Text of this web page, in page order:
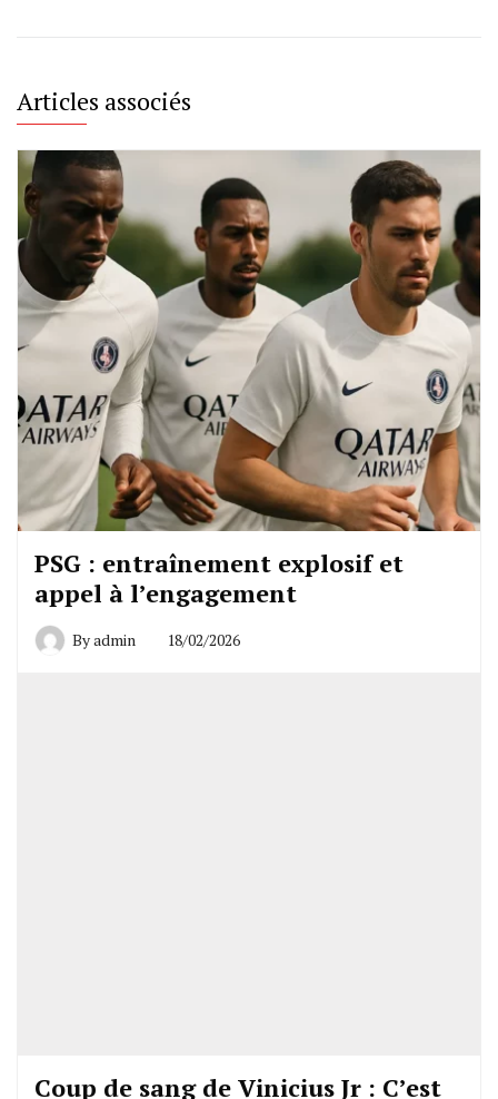
Articles associés
PSG : entraînement explosif et
appel à l’engagement
Byadmin 18/02/2026
Coup de sang de Vinicius Jr : C’est